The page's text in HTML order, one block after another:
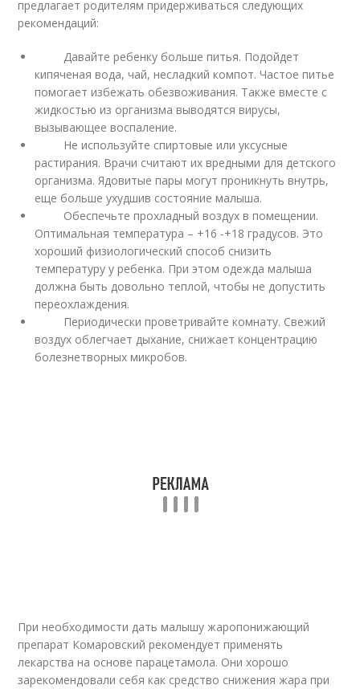
предлагает родителям придерживаться следующих
рекомендаций:
Давайте ребенку больше питья. Подойдет
кипяченая вода, чай, несладкий компот. Частое питье
помогает избежать обезвоживания. Также вместе с
жидкостью из организма выводятся вирусы,
вызывающее воспаление.
Не используйте спиртовые или уксусные
растирания. Врачи считают их вредными для детского
организма. Ядовитые пары могут проникнуть внутрь,
еще больше ухудшив состояние малыша.
Обеспечьте прохладный воздух в помещении.
Оптимальная температура – +16 -+18 градусов. Это
хороший физиологический способ снизить
температуру у ребенка. При этом одежда малыша
должна быть довольно теплой, чтобы не допустить
переохлаждения.
Периодически проветривайте комнату. Свежий
воздух облегчает дыхание, снижает концентрацию
болезнетворных микробов.
При необходимости дать малышу жаропонижающий
препарат Комаровский рекомендует применять
лекарства на основе парацетамола. Они хорошо
зарекомендовали себя как средство снижения жара при